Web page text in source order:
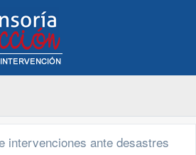
intervenciones ante desastres